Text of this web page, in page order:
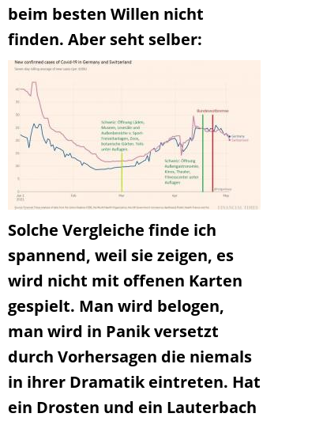
beim besten Willen nicht
finden. Aber seht selber:
Solche Vergleiche finde ich
spannend, weil sie zeigen, es
wird nicht mit offenen Karten
gespielt. Man wird belogen,
man wird in Panik versetzt
durch Vorhersagen die niemals
in ihrer Dramatik eintreten. Hat
ein Drosten und ein Lauterbach